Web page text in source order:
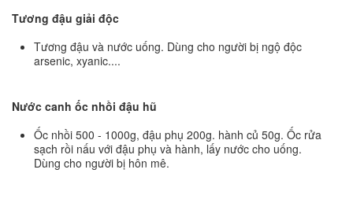
Tương đậu giải độc
Tương đậu và nước uống. Dùng cho người bị ngộ độc
arsenic, xyanic....
Nước canh ốc nhồi đậu hũ
Ốc nhồi 500 - 1000g, đậu phụ 200g. hành củ 50g. Ốc rửa
sạch rồi nấu với đậu phụ và hành, lấy nước cho uống.
Dùng cho người bị hôn mê.